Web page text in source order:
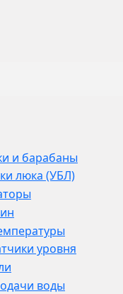
и барабаны
люка (УБЛ)
уровня
воды